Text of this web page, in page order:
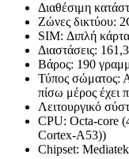
Διαθέσιμη
Ζώνες δικτύου:
SIM: Διπλή
Διαστάσεις:
Βάρος: 190
Τύπος σώματος:
πίσω μέρος έχει
Λειτουργικό
CPU: Octa-core
Cortex-A53))
Chipset: